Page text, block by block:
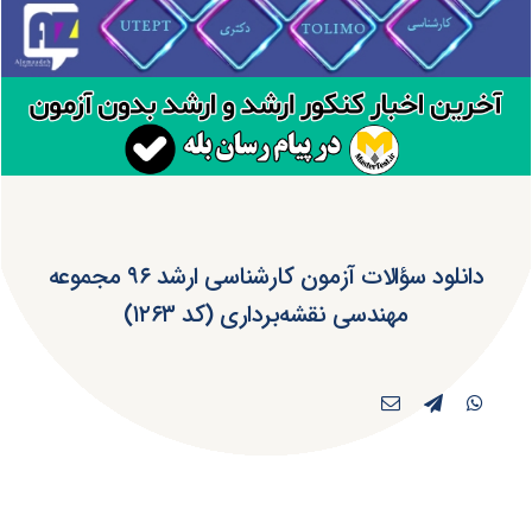
دانلود سؤالات آزمون کارشناسی ارشد ۹۶ مجموعه
مهندسی نقشه‌برداری (کد ۱۲۶۳)